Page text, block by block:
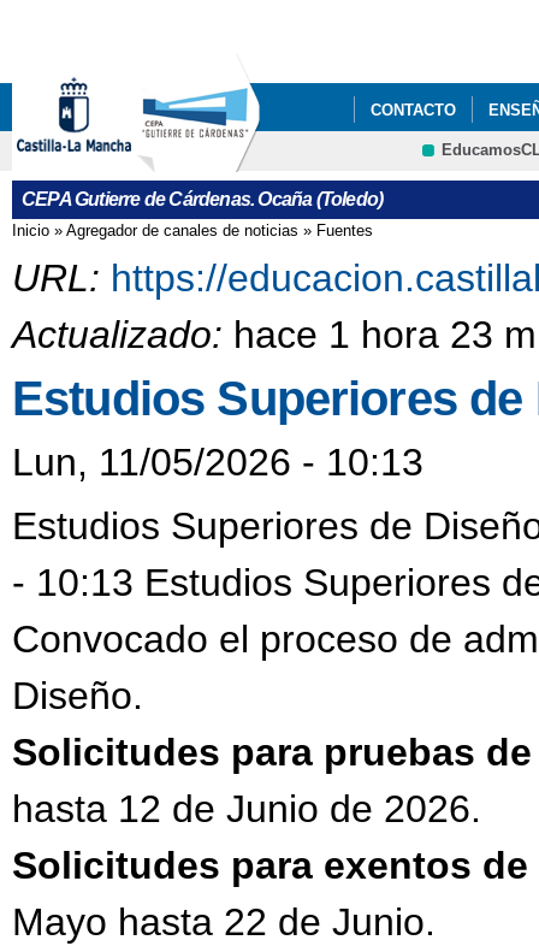
CONTACTO
CEPA Gutierre de Cárdenas. Ocaña (Toledo)
Se encuentra usted aquí
Inicio » Agregador de canales de noticias » Fuentes
URL: https://
Actualizado: hace 1 hora 23
Estudios Superiores
Lun, 11/05/2026 - 10:13
Estudios Superiores de
- 10:13 Estudios Superiores
Convocado el proceso de
Diseño.
Solicitudes para pruebas
hasta 12 de Junio de 2026.
Solicitudes para exentos
Mayo hasta 22 de Junio.